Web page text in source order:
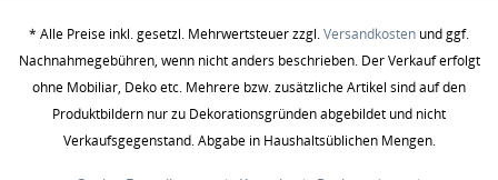
* Alle Preise inkl. gesetzl. Mehrwertsteuer zzgl.Versandkosten und ggf.
Nachnahmegebühren, wenn nicht anders beschrieben. Der Verkauf erfolgt
ohne Mobiliar, Deko etc. Mehrere bzw. zusätzliche Artikel sind auf den
Produktbildern nur zu Dekorationsgründen abgebildet und nicht
Verkaufsgegenstand. Abgabe in Haushaltsüblichen Mengen.